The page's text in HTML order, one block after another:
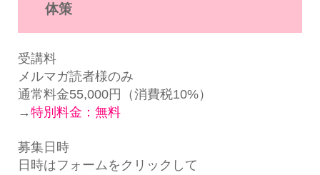
体策
受講料
メルマガ読者様のみ
通常料金55,000円（消費税10%）
→特別料金：無料
募集日時
日時はフォームをクリックして